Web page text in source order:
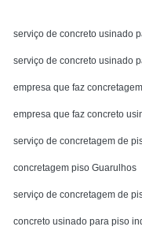
serviço de concreto usinado
serviço de concreto usinado
empresa que faz
empresa que faz concreto
serviço de concretagem de
concretagem piso Guarulhos
serviço de concretagem de
concreto usinado para piso